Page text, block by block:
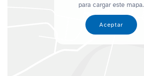
para cargar este mapa.
Aceptar